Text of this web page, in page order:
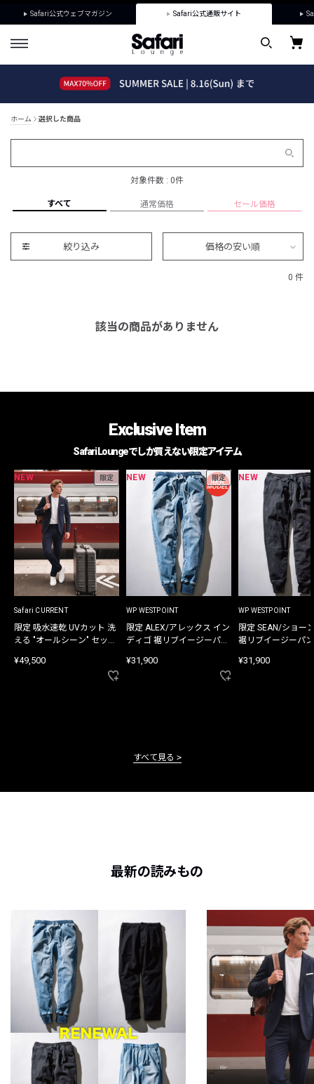
Safari公式ウェブマガジン Safari公式通販サイト
ホーム 選択した商品
対象件数 : 0件
すべて 通常価格 セール価格
絞り込み 価格の安い順
0 件
該当の商品がありません
Exclusive Item
Safari Loungeでしか買えない限定アイテム
NEW 限定
Safari CURRENT
限定 吸水速乾 UVカット 洗
える "オールシーン" セット
¥49,500
NEW 限定
WP WESTPOINT
限定 ALEX/アレックス イン
ディゴ 裾リブイージーパン
¥31,900
NEW
WP WESTPOINT
限定 SEAN/ショー
裾リブイージーパ
¥31,900
すべて見る
最新の読みもの